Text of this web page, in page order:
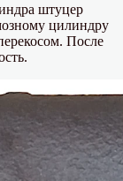
штуцер
цилиндру
После